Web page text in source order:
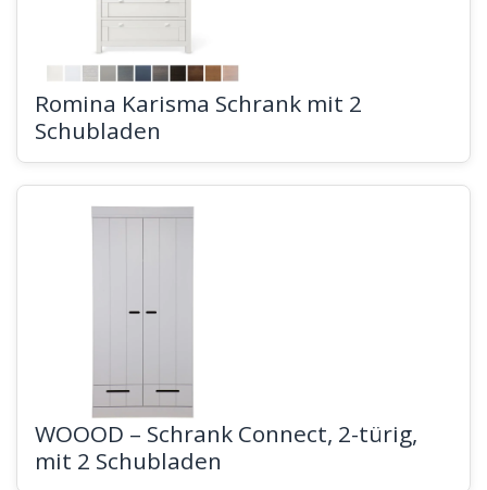
Romina Karisma Schrank mit 2
Schubladen
WOOOD – Schrank Connect, 2-türig,
mit 2 Schubladen